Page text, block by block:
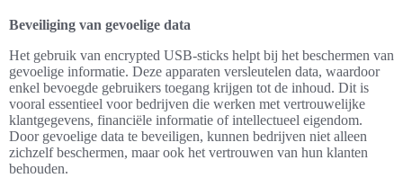
Beveiliging van gevoelige data
Het gebruik van encrypted USB-sticks helpt bij het beschermen van
gevoelige informatie. Deze apparaten versleutelen data, waardoor
enkel bevoegde gebruikers toegang krijgen tot de inhoud. Dit is
vooral essentieel voor bedrijven die werken met vertrouwelijke
klantgegevens, financiële informatie of intellectueel eigendom.
Door gevoelige data te beveiligen, kunnen bedrijven niet alleen
zichzelf beschermen, maar ook het vertrouwen van hun klanten
behouden.